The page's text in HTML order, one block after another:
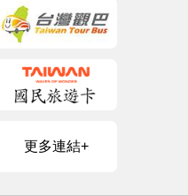
更多連結+